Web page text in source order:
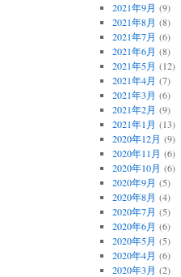
2021年9月 (9)
2021年8月 (8)
2021年7月 (6)
2021年6月 (8)
2021年5月 (12)
2021年4月 (7)
2021年3月 (6)
2021年2月 (9)
2021年1月 (13)
2020年12月 (9)
2020年11月 (6)
2020年10月 (6)
2020年9月 (5)
2020年8月 (4)
2020年7月 (5)
2020年6月 (6)
2020年5月 (5)
2020年4月 (6)
2020年3月 (2)